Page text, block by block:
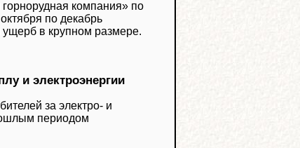
компания» по
по декабрь
в крупном размере.
и электроэнергии
за электро- и
периодом